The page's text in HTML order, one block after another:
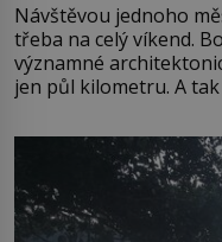
Návštěvou jednoho
třeba na celý víkend.
významné
jen půl kilometru. A
Boskovice na okraji
ve13. století, a už v